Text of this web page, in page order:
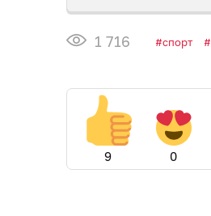
1 716 спорт
9 0